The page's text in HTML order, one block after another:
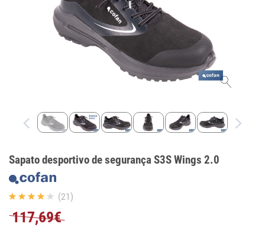
Sapato desportivo de segurança S3S Wings 2.0
(21)
117,69€